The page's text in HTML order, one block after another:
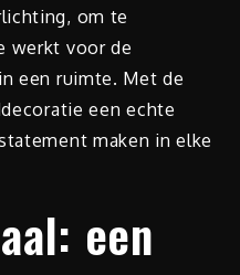
om te
werkt voor de
een ruimte. Met de
een echte
maken in elke
een